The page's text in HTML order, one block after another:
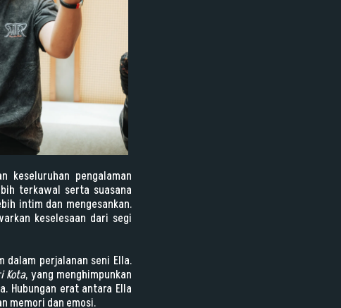
keseluruhan pengalaman
terkawal serta suasana
intim dan mengesankan.
keselesaan dari segi
dalam perjalanan seni Ella.
Kota, yang menghimpunkan
Hubungan erat antara Ella
memori dan emosi.